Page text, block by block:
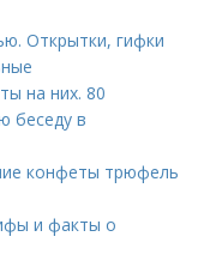
Открытки, гифки
на них. 80
беседу в
конфеты трюфель
и факты о